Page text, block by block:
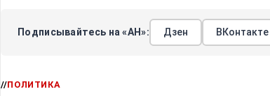
Подписывайтесь на «АН»: Дзен ВКонтакте
//ПОЛИТИКА